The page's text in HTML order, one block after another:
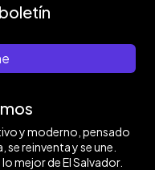
y moderno, pensado
se reinventa y se une.
mejor de El Salvador.